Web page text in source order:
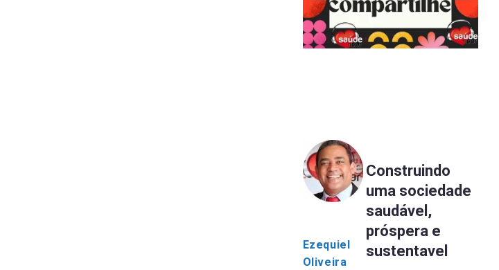
Ezequiel
Oliveira
Construindo
uma sociedade
saudável,
próspera e
sustentavel